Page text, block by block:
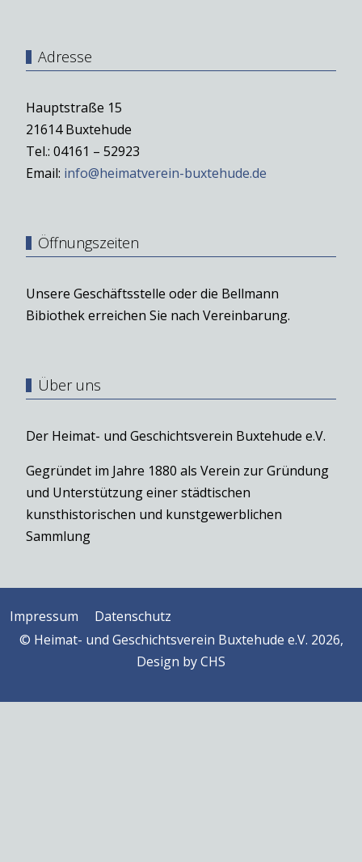
Adresse
Hauptstraße 15
21614 Buxtehude
Tel.: 04161 – 52923
Email: info@heimatverein-buxtehude.de
Öffnungszeiten
Unsere Geschäftsstelle oder die Bellmann
Bibiothek erreichen Sie nach Vereinbarung.
Über uns
Der Heimat- und Geschichtsverein Buxtehude e.V.
Gegründet im Jahre 1880 als Verein zur Gründung
und Unterstützung einer städtischen
kunsthistorischen und kunstgewerblichen
Sammlung
Impressum
Datenschutz
© Heimat- und Geschichtsverein Buxtehude e.V. 2026,
Design byCHS